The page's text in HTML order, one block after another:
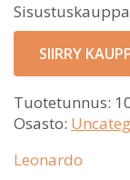
SIIRRY
Tuotetunnus:
Osasto:
Leonardo